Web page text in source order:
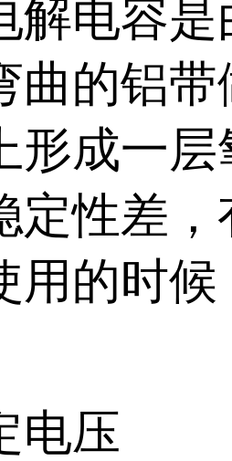
容是
曲的铝
形成一
定性差
用的时
压